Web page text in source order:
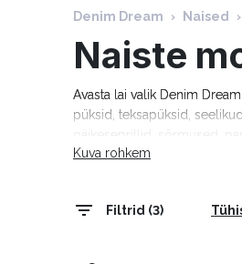
Denim Dream › Naised ›
Naiste
Avasta lai valik Denim
püksid, teksapüksid,
Tommy Hilfiger, Calvin
Kuva rohkem
Filtrid (3)